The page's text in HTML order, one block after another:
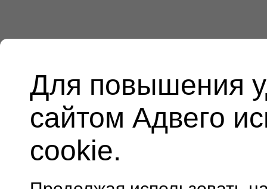
Для повышения
сайтом Адвего
cookie.